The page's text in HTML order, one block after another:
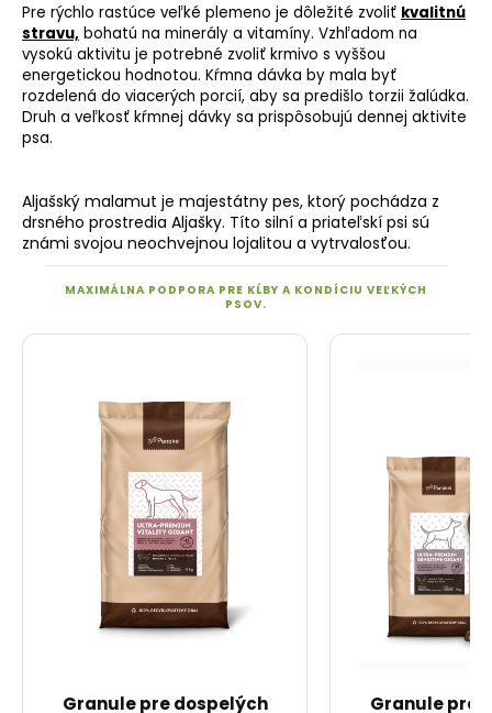
Pre rýchlo rastúce veľké plemeno je dôležité zvoliť kvalitnú
stravu, bohatú na minerály a vitamíny. Vzhľadom na
vysokú aktivitu je potrebné zvoliť krmivo s vyššou
energetickou hodnotou. Kŕmna dávka by mala byť
rozdelená do viacerých porcií, aby sa predišlo torzii žalúdka.
Druh a veľkosť kŕmnej dávky sa prispôsobujú dennej aktivite
psa.
Aljašský malamut je majestátny pes, ktorý pochádza z
drsného prostredia Aljašky. Títo silní a priateľskí psi sú
známi svojou neochvejnou lojalitou a vytrvalosťou.